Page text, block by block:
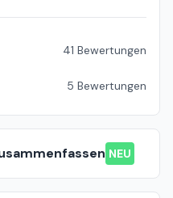
41 Bewertungen
5 Bewertungen
NEU